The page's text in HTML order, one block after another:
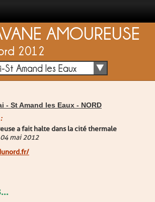
AMOUREUSE
2012
St Amand les Eaux
- St Amand les Eaux - NORD
a fait halte dans la cité thermale
mai 2012